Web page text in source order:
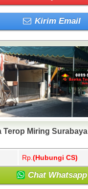
Kirim Email
Terop Miring Surabaya
Rp. (Hubungi CS)
Chat Whatsapp